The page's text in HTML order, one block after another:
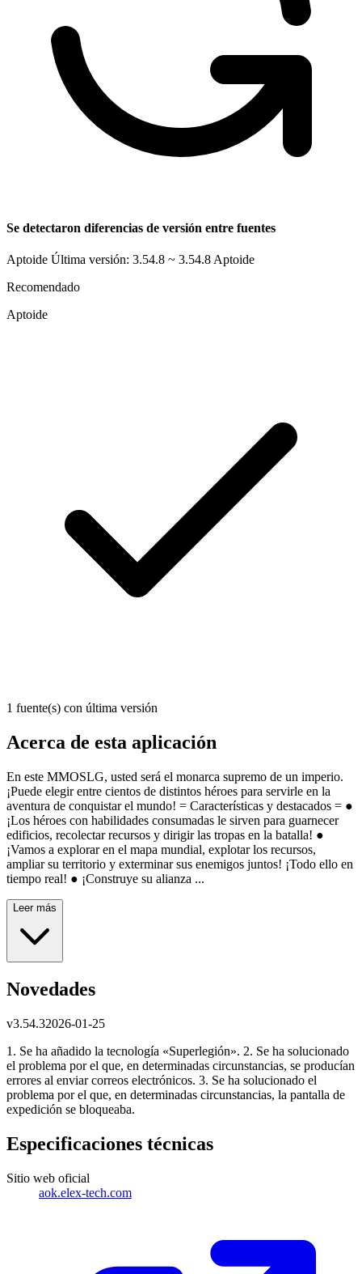
Se detectaron diferencias de versión entre fuentes
Aptoide Última versión: 3.54.8 ~ 3.54.8 Aptoide
Recomendado
Aptoide
1 fuente(s) con última versión
Acerca de esta aplicación
En este MMOSLG, usted será el monarca supremo de un imperio.
¡Puede elegir entre cientos de distintos héroes para servirle en la
aventura de conquistar el mundo! = Características y destacados = ●
¡Los héroes con habilidades consumadas le sirven para guarnecer
edificios, recolectar recursos y dirigir las tropas en la batalla! ●
¡Vamos a explorar en el mapa mundial, explotar los recursos,
ampliar su territorio y exterminar sus enemigos juntos! ¡Todo ello en
tiempo real! ● ¡Construye su alianza ...
Leer más
Novedades
v3.54.32026-01-25
1. Se ha añadido la tecnología «Superlegión». 2. Se ha solucionado
el problema por el que, en determinadas circunstancias, se producían
errores al enviar correos electrónicos. 3. Se ha solucionado el
problema por el que, en determinadas circunstancias, la pantalla de
expedición se bloqueaba.
Especificaciones técnicas
Sitio web oficial
aok.elex-tech.com